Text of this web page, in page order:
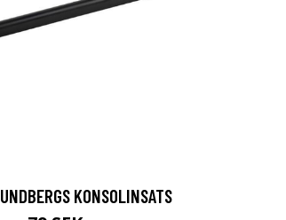
KONSOLINSATS